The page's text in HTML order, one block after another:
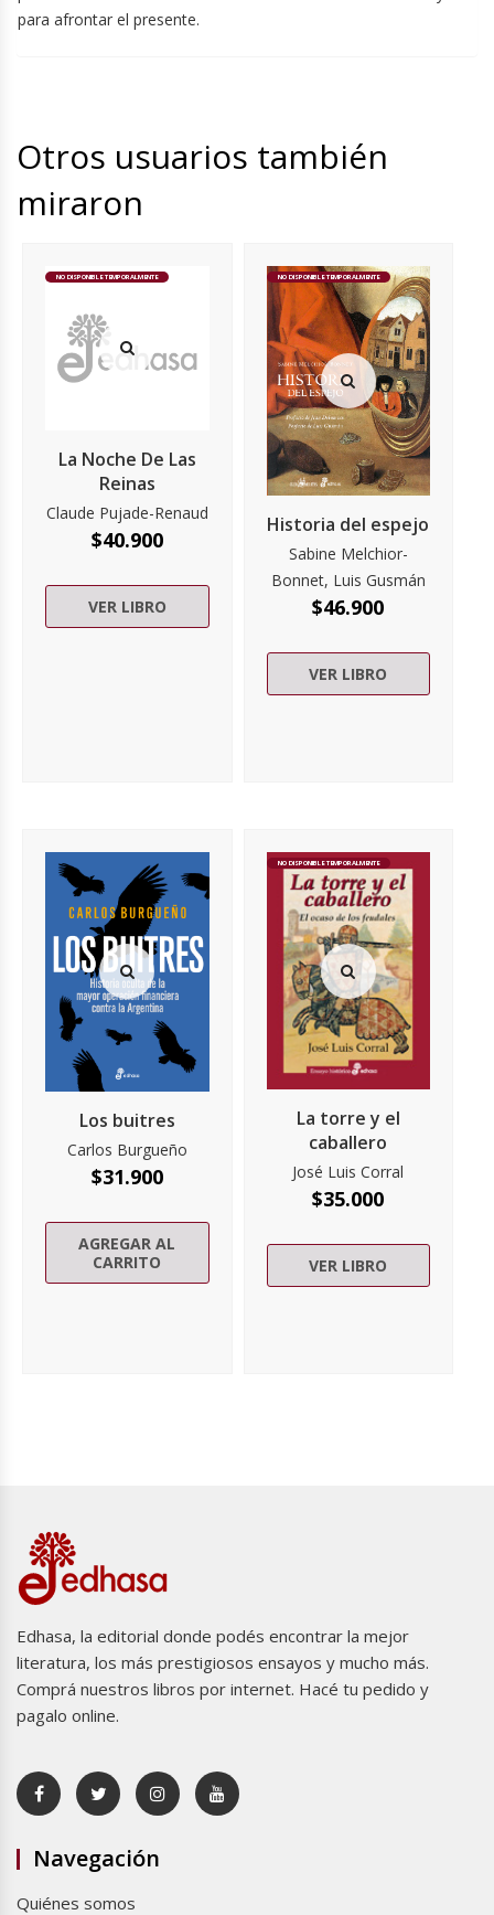
para afrontar el presente.
Otros usuarios también
miraron
NO DISPONIBLE TEMPORALMENTE
La Noche De Las
Reinas
Claude Pujade-Renaud
$40.900
VER LIBRO
NO DISPONIBLE TEMPORALMENTE
Historia del espejo
Sabine Melchior-
Bonnet, Luis Gusmán
$46.900
VER LIBRO
Los buitres
Carlos Burgueño
$31.900
AGREGAR AL
CARRITO
NO DISPONIBLE TEMPORALMENTE
La torre y el
caballero
José Luis Corral
$35.000
VER LIBRO
Edhasa, la editorial donde podés encontrar la mejor
literatura, los más prestigiosos ensayos y mucho más.
Comprá nuestros libros por internet. Hacé tu pedido y
pagalo online.
Navegación
Quiénes somos